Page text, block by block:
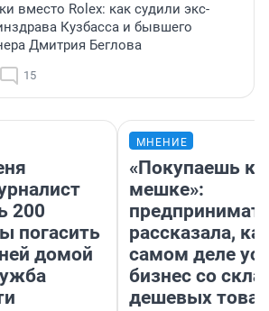
вместо Rolex: как судили экс-
Кузбасса и бывшего
Дмитрия Беглова
15
200
погасить
домой
МНЕНИЕ
«Покупаешь
мешке»:
рассказала,
самом деле
бизнес со
дешевых